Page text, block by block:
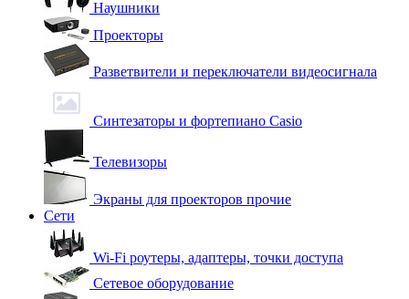
Наушники
Проекторы
Разветвители и переключатели видеосигнала
Синтезаторы и фортепиано Casio
Телевизоры
Экраны для проекторов прочие
Сети
Wi-Fi роутеры, адаптеры, точки доступа
Сетевое оборудование